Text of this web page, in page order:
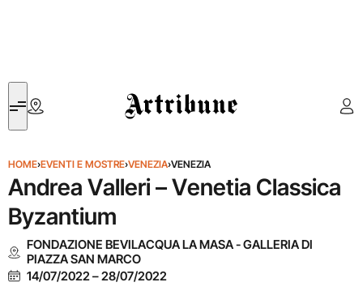
Artribune
HOME›EVENTI E MOSTRE›VENEZIA›VENEZIA
Andrea Valleri – Venetia Classica
Byzantium
FONDAZIONE BEVILACQUA LA MASA - GALLERIA DI
PIAZZA SAN MARCO
14/07/2022–28/07/2022